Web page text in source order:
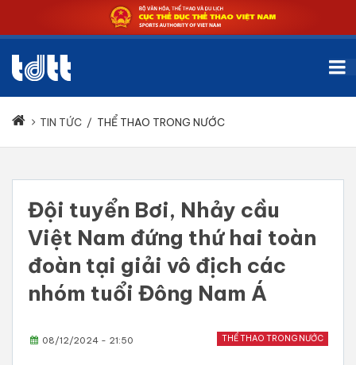
TIN TỨC / THỂ THAO TRONG NƯỚC
Đội tuyển Bơi, Nhảy cầu
Việt Nam đứng thứ hai toàn
đoàn tại giải vô địch các
nhóm tuổi Đông Nam Á
THỂ THAO TRONG NƯỚC
08/12/2024 - 21:50